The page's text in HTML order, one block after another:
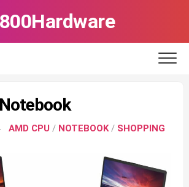
AMD CPU / NOTEBOOK/ SHOPPING